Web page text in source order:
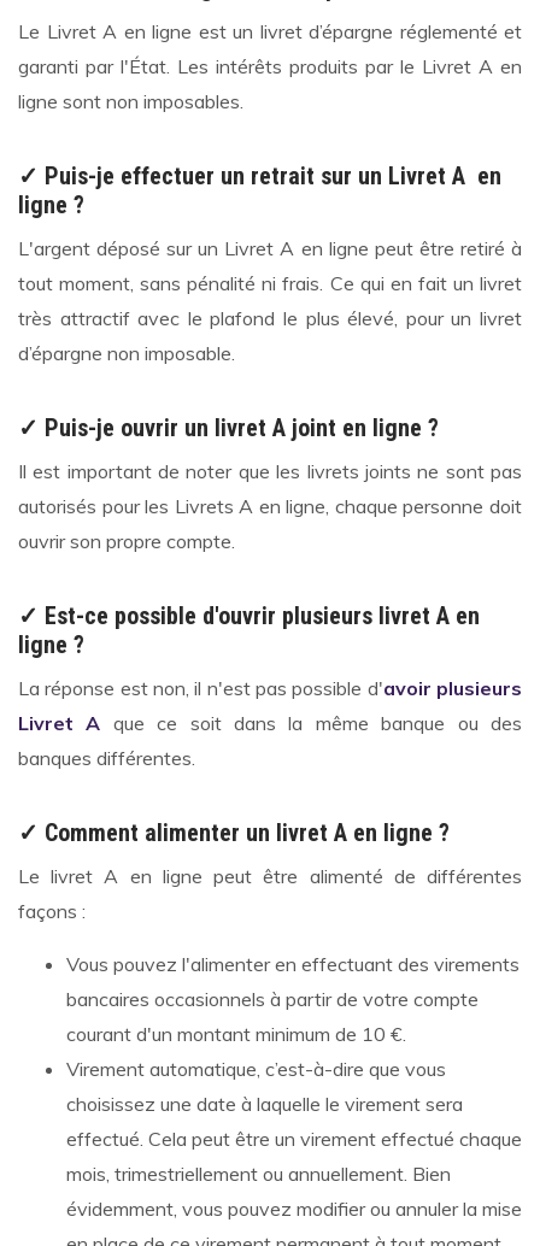
Le Livret A en ligne est un livret d’épargne réglementé et
garanti par l'État. Les intérêts produits par le Livret A en
ligne sont non imposables.
✓ Puis-je effectuer un retrait sur un Livret A en
ligne ?
L'argent déposé sur un Livret A en ligne peut être retiré à
tout moment, sans pénalité ni frais. Ce qui en fait un livret
très attractif avec le plafond le plus élevé, pour un livret
d’épargne non imposable.
✓ Puis-je ouvrir un livret A joint en ligne ?
Il est important de noter que les livrets joints ne sont pas
autorisés pour les Livrets A en ligne, chaque personne doit
ouvrir son propre compte.
✓ Est-ce possible d'ouvrir plusieurs livret A en
ligne ?
La réponse est non, il n'est pas possible d'avoir plusieurs
Livret A que ce soit dans la même banque ou des
banques différentes.
✓ Comment alimenter un livret A en ligne ?
Le livret A en ligne peut être alimenté de différentes
façons :
Vous pouvez l'alimenter en effectuant des virements
bancaires occasionnels à partir de votre compte
courant d'un montant minimum de 10 €.
Virement automatique, c’est-à-dire que vous
choisissez une date à laquelle le virement sera
effectué. Cela peut être un virement effectué chaque
mois, trimestriellement ou annuellement. Bien
évidemment, vous pouvez modifier ou annuler la mise